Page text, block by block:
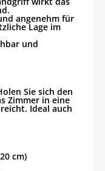
angenehm für
Lage im
und
Sie sich den
Zimmer in eine
Ideal auch
cm)